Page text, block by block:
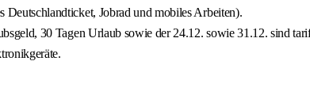
Deutschlandticket, Jobrad und mobiles Arbeiten).
30 Tagen Urlaub sowie der 24.12. sowie 31.12. sind